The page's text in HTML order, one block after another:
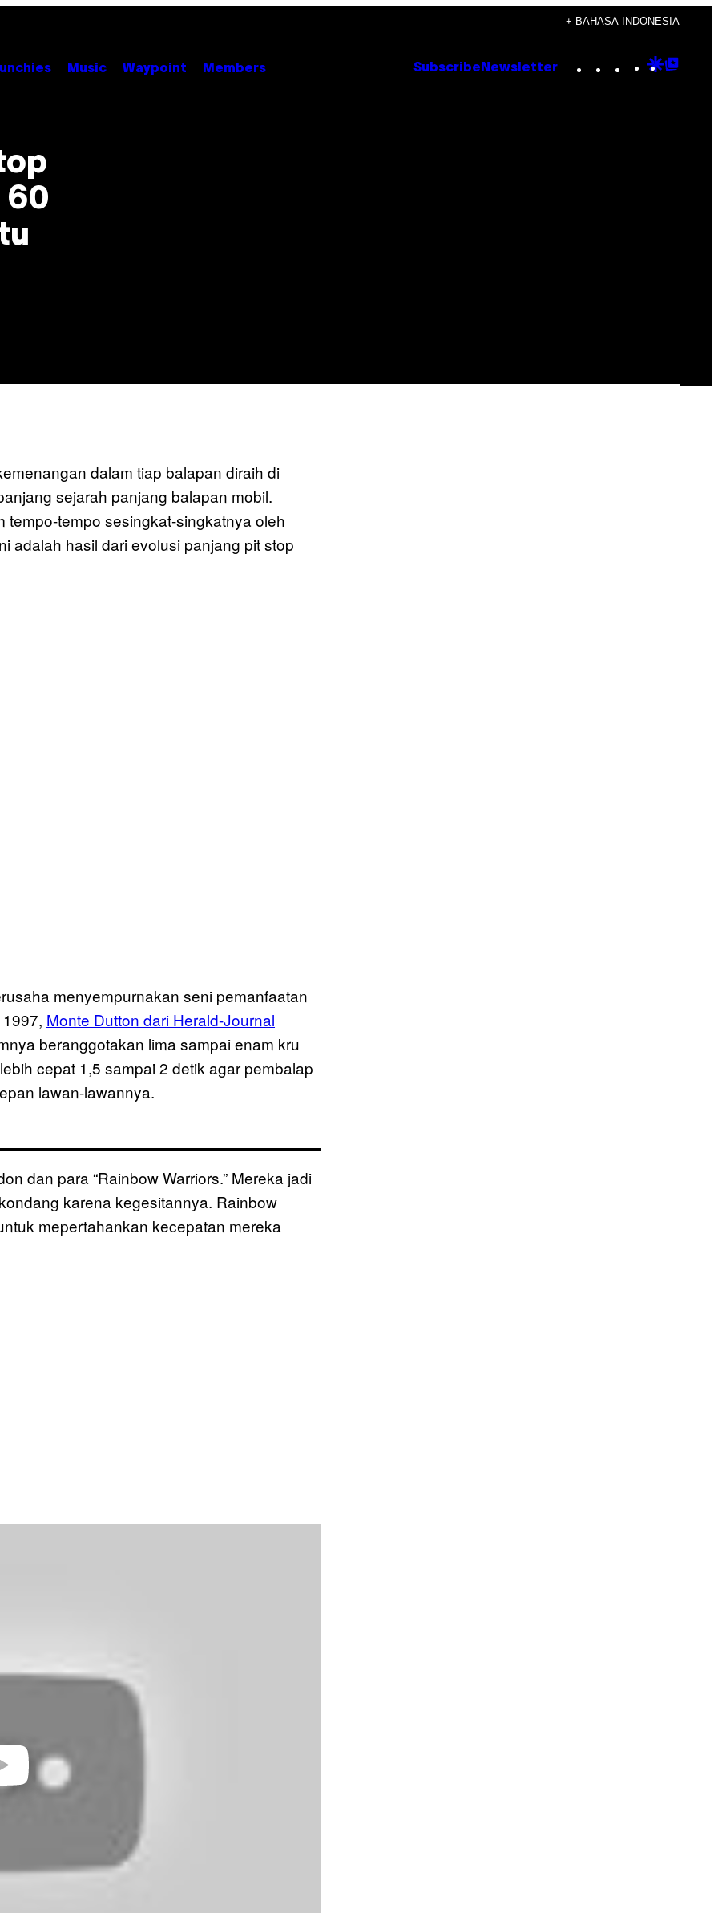
+ BAHASA INDONESIA
Music Waypoint Members Subscribe Newsletter Instagram
TikTok
YouTube
Google
60
dalam tiap balapan diraih di
sejarah panjang balapan mobil.
tempo sesingkat-singkatnya oleh
adalah hasil dari evolusi panjang pit stop
menyempurnakan seni pemanfaatan
Monte Dutton dari Herald-Journal
beranggotakan lima sampai enam kru
cepat 1,5 sampai 2 detik agar pembalap
lawan-lawannya.
dan para “Rainbow Warriors.” Mereka jadi
karena kegesitannya. Rainbow
mepertahankan kecepatan mereka